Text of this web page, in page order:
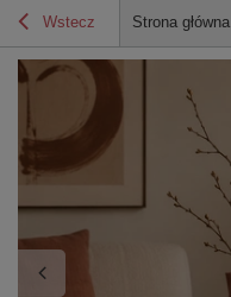
Wstecz Strona główna